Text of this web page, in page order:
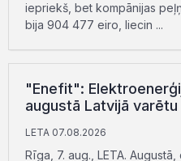
iepriekš, bet kompānijas
bija 904 477 eiro, liecin ...
"Enefit":
augustā Latvijā
LETA 07.08.2026
Rīga, 7. aug., LETA.